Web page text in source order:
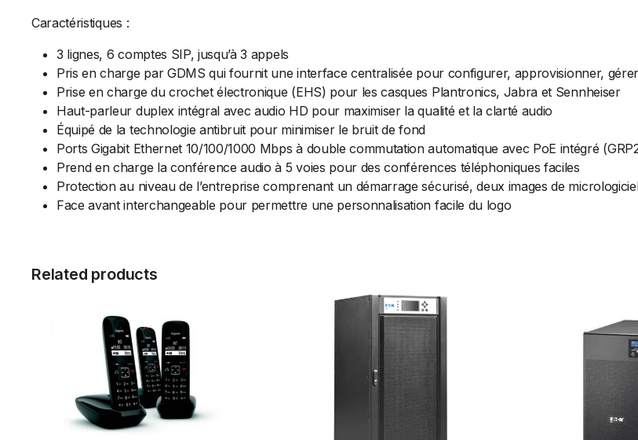
Caractéristiques :
3 lignes, 6 comptes SIP, jusqu’à 3 appels
Pris en charge par GDMS qui fournit une interface centralisée pour configurer, approvisionner,
Prise en charge du crochet électronique (EHS) pour les casques Plantronics, Jabra et Sennheiser
Haut-parleur duplex intégral avec audio HD pour maximiser la qualité et la clarté audio
Équipé de la technologie antibruit pour minimiser le bruit de fond
Ports Gigabit Ethernet 10/100/1000 Mbps à double commutation automatique avec PoE intégré
Prend en charge la conférence audio à 5 voies pour des conférences téléphoniques faciles
Protection au niveau de l’entreprise comprenant un démarrage sécurisé, deux images de
Face avant interchangeable pour permettre une personnalisation facile du logo
Related products